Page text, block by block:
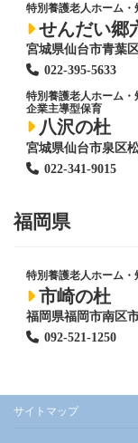
特別養護老人ホーム
せんだい郷
宮城県仙台市青葉
022-395-5633
特別養護老人ホーム
企業主導型保育
八沢の杜
宮城県仙台市泉区
022-341-9015
福岡県
特別養護老人ホーム
市崎の杜
福岡県福岡市南区
092-521-1250
サイトマップ